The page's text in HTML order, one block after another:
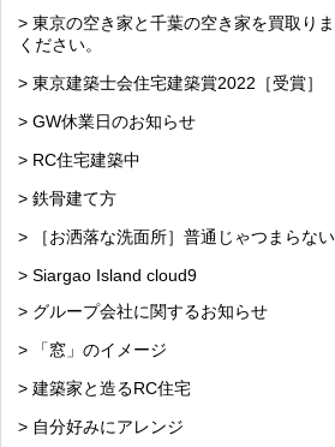
> 東京の空き家と千葉の空き家を買取り
ください。
> 東京建築士会住宅建築賞2022［受賞］
> GW休業日のお知らせ
> RC住宅建築中
> 鉄骨建て方
> ［お洒落な洗面所］普通じゃつまらない
> Siargao Island cloud9
> グループ会社に関するお知らせ
> 「窓」のイメージ
> 建築家と造るRC住宅
> 自分好みにアレンジ